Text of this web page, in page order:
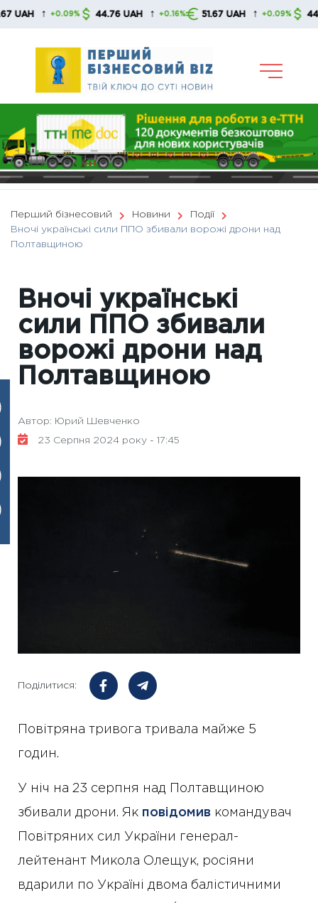
Skip
↑ +0.09% 44.76 UAH ↑ +0.16% 51.67 UAH ↑ +0.09% 44.76
Перший бізнесовий Новини
Події
Вночі українські сили ППО збивали ворожі дрони над
Полтавщиною
Вночі українські
сили ППО збивали
ворожі дрони над
Полтавщиною
Автор: Юрий Шевченко
23 Серпня 2024 року - 17:45
Поділитися:
Повітряна тривога тривала майже 5
годин.
У ніч на 23 серпня над Полтавщиною
збивали дрони. Як повідомив командувач
Повітряних сил України генерал-
лейтенант Микола Олещук, росіяни
вдарили по Україні двома балістичними